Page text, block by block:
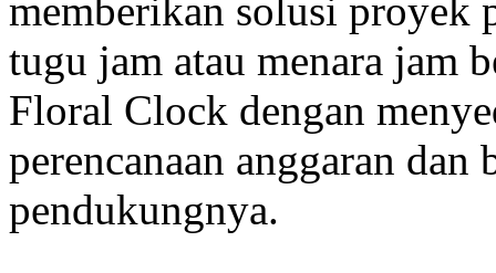
memberikan solusi proyek
tugu jam atau menara jam
Floral Clock dengan
perencanaan anggaran
pendukungnya.